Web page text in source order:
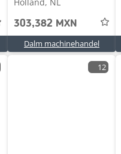
303,382 MXN
Dalm machinehandel
12